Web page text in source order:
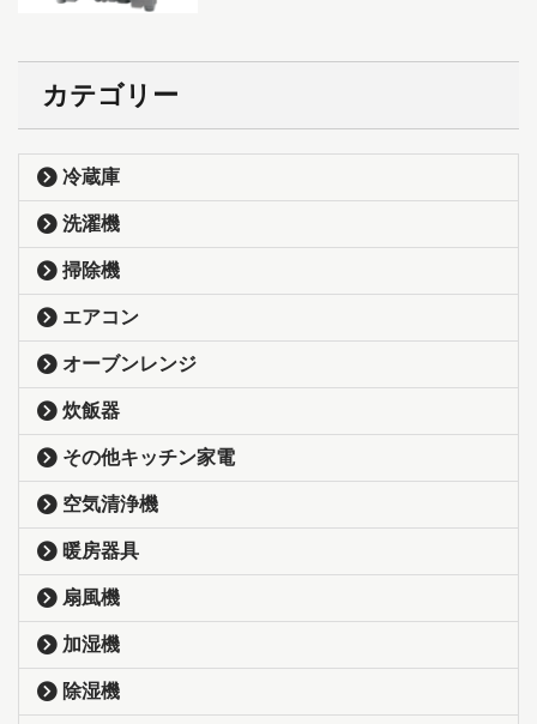
カテゴリー
冷蔵庫
洗濯機
掃除機
エアコン
オーブンレンジ
炊飯器
その他キッチン家電
空気清浄機
暖房器具
扇風機
加湿機
除湿機